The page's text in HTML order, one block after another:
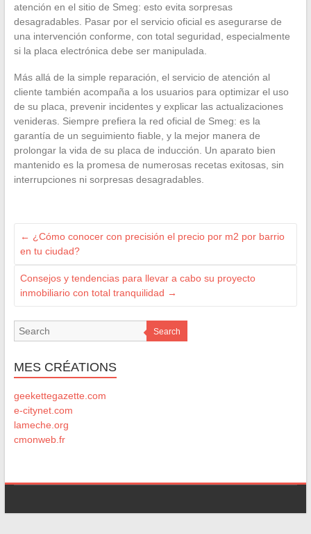
atención en el sitio de Smeg: esto evita sorpresas
desagradables. Pasar por el servicio oficial es asegurarse de
una intervención conforme, con total seguridad, especialmente
si la placa electrónica debe ser manipulada.
Más allá de la simple reparación, el servicio de atención al
cliente también acompaña a los usuarios para optimizar el uso
de su placa, prevenir incidentes y explicar las actualizaciones
venideras. Siempre prefiera la red oficial de Smeg: es la
garantía de un seguimiento fiable, y la mejor manera de
prolongar la vida de su placa de inducción. Un aparato bien
mantenido es la promesa de numerosas recetas exitosas, sin
interrupciones ni sorpresas desagradables.
← ¿Cómo conocer con precisión el precio por m2 por barrio
en tu ciudad?
Consejos y tendencias para llevar a cabo su proyecto
inmobiliario con total tranquilidad →
Search
MES CRÉATIONS
geekettegazette.com
e-citynet.com
lameche.org
cmonweb.fr